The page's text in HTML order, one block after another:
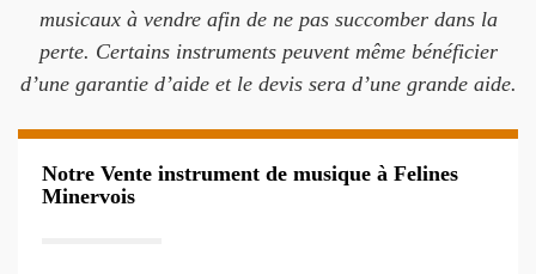
musicaux à vendre afin de ne pas succomber dans la
perte. Certains instruments peuvent même bénéficier
d’une garantie d’aide et le devis sera d’une grande aide.
Notre Vente instrument de musique à Felines
Minervois